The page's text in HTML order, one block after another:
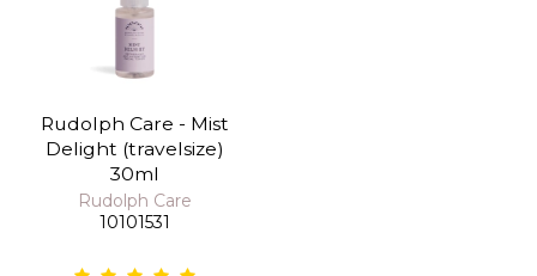
Rudolph Care - Mist
Delight (travelsize)
30ml
Rudolph Care
10101531